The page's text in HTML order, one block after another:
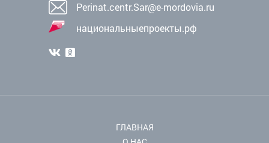
Perinat.centr.Sar@e-mordovia.ru
национальныепроекты.рф
ГЛАВНАЯ